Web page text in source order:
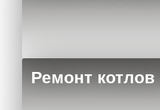
Ремонт